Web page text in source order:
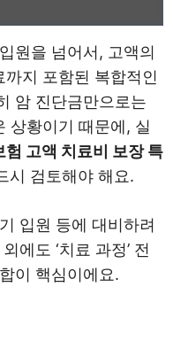
원을 넘어서, 고액의
지 포함된 복합적인
암 진단금만으로는
상황이기 때문에, 실
험 고액 치료비 보장 특
시 검토해야 해요.
입원 등에 대비하려
에도 ‘치료 과정’ 전
이 핵심이에요.